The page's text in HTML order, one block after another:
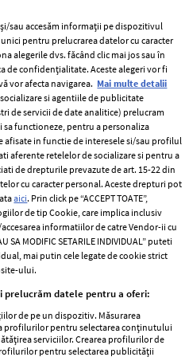
Termeni si conditii
Politica de
confidențialitate
Politica de cookies
Publicitate
femei
Viva
Avantaje
sau accesăm informații pe dispozitivul
pentru prelucrarea datelor cu caracter
alegerile dvs. făcând clic mai jos sau în
de confidențialitate. Aceste alegeri vor fi
vor afecta navigarea. Mai multe detalii
si agentiile de publicitate
de servicii de date analitice) prelucram
functioneze, pentru a personaliza
in functie de interesele si/sau profilul
aferente retelelor de socializare si pentru a
de drepturile prevazute de art. 15-22 din
cu caracter personal. Aceste drepturi pot
aici. Prin click pe “ACCEPT TOATE”,
de tip Cookie, care implica inclusiv
informatiilor de catre Vendor-ii cu
SA MODIFIC SETARILE INDIVIDUAL” puteti
mai putin cele legate de cookie strict
ului.
datele pentru a oferi:
de pe un dispozitiv. Măsurarea
profilurilor pentru selectarea conținutului
serviciilor. Crearea profilurilor de
pentru selectarea publicității